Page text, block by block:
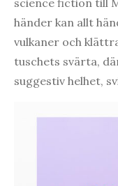
händer kan allt
vulkaner och
tuschets svärta,
suggestiv helhet,